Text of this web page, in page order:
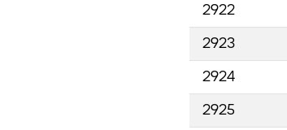
2922
2923
2924
2925